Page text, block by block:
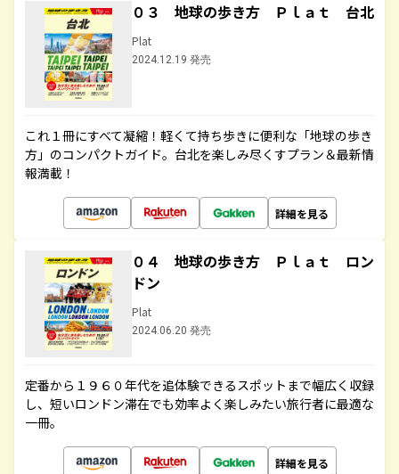
０３ 地球の歩き方 Ｐｌａｔ 台北
Plat
2024.12.19 発売
これ１冊にすべて凝縮！軽くて持ち歩きに便利な「地球の歩き
方」のコンパクトガイド。台北を楽しみ尽くすプラン＆最新情
報満載！
詳細を見る
０４ 地球の歩き方 Ｐｌａｔ ロン
ドン
Plat
2024.06.20 発売
定番から１９６０年代を追体験できるスポットまで幅広く収録
し、短いロンドン滞在でも効率よく楽しみたい旅行者に最適な
一冊。
詳細を見る